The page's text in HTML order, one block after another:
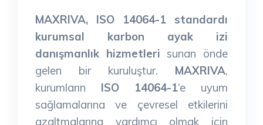
MAXRIVA, ISO 14064-1 standardı
kurumsal karbon ayak izi
danışmanlık hizmetleri sunan önde
gelen bir kuruluştur. MAXRIVA,
kurumların ISO 14064-1‘e uyum
sağlamalarına ve çevresel etkilerini
azaltmalarına yardımcı olmak için